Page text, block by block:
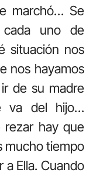
marchó… Se
uno de
situación nos
nos hayamos
de su madre
va del hijo…
rezar hay que
mucho tiempo
a Ella. Cuando